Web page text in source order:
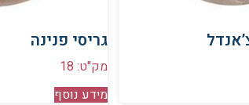
גריסי פנינה
מק"ט: 18
מידע נוסף